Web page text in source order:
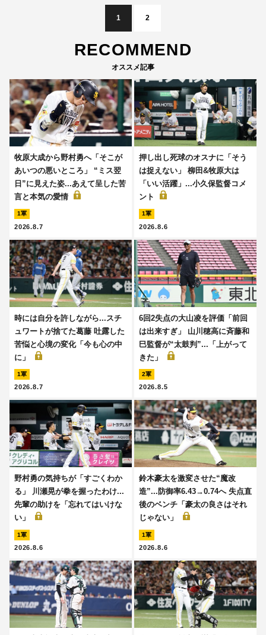
1 2
RECOMMEND
オススメ記事
牧原大成から野村勇へ「そこが
あいつの悪いところ」 “ミス翌
日”に見えた姿...あえて呈した苦
言と本気の愛情
1軍
2026.8.7
押し出し死球のオスナに「そう
は捉えない」 柳田&牧原大は
「いい活躍」...小久保監督コメ
ント
1軍
2026.8.6
時には自分を許しながら...スチ
ュワートが捨てた葛藤 吐露した
苦悩と心境の変化「今も心の中
に」
1軍
2026.8.7
6回2失点の大山凌を評価「前回
は出来すぎ」 山川穂高に斉藤和
巳監督が“太鼓判”...「上がって
きた」
2軍
2026.8.5
野村勇の気持ちが「すごくわか
る」 川瀬晃が拳を握ったわけ...
先輩の助けを「忘れてはいけな
い」
1軍
2026.8.6
鈴木豪太を激変させた“魔改
造”...防御率6.43→0.74へ 失点直
後のベンチ「豪太の良さはそれ
じゃない」
1軍
2026.8.6